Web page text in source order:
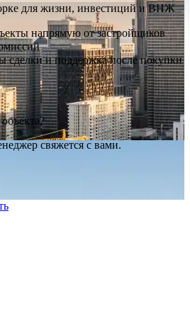
для жизни, инвестиций и ВНЖ
напрямую от застройщиков
сделки и поддержка после покупки
свяжется с вами.